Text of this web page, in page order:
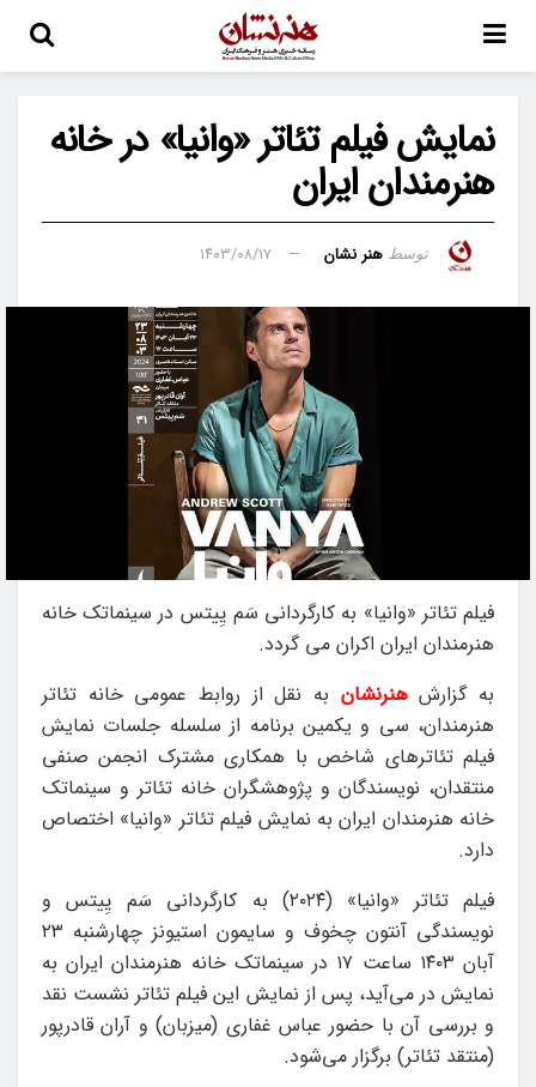
نمایش فیلم تئاتر «وانیا» در خانه
هنرمندان ایران
توسط هنر نشان ۱۴۰۳/۰۸/۱۷
فیلم تئاتر «وانیا» به کارگردانی سَم یِیتس در سینماتک خانه
هنرمندان ایران اکران می گردد.
به گزارشهنرنشان به نقل از روابط عمومی خانه تئاتر
هنرمندان، سی‌ و یکمین برنامه از سلسله جلسات نمایش
فیلم تئاترهای شاخص با همکاری مشترک انجمن صنفی
منتقدان، نویسندگان و پژوهشگران خانه تئاتر و سینماتک
خانه هنرمندان ایران به نمایش فیلم تئاتر «وانیا» اختصاص
دارد.
فیلم تئاتر «وانیا» (۲۰۲۴) به کارگردانی سَم یِیتس و
نویسندگی آنتون چخوف و سایمون استیونز چهارشنبه ۲۳
آبان ۱۴۰۳ ساعت ۱۷ در سینماتک خانه هنرمندان ایران به
نمایش در می‌آید، پس از نمایش این فیلم تئاتر نشست نقد
و بررسی آن با حضور عباس غفاری (میزبان) و آران قادرپور
(منتقد تئاتر) برگزار می‌شود.